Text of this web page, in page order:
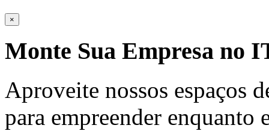
×
Monte Sua Empresa no
Aproveite nossos espaços
para empreender enquanto